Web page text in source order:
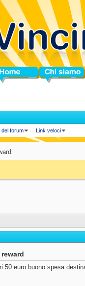
Chi siamo
del forum Link veloci
50 euro buono spesa